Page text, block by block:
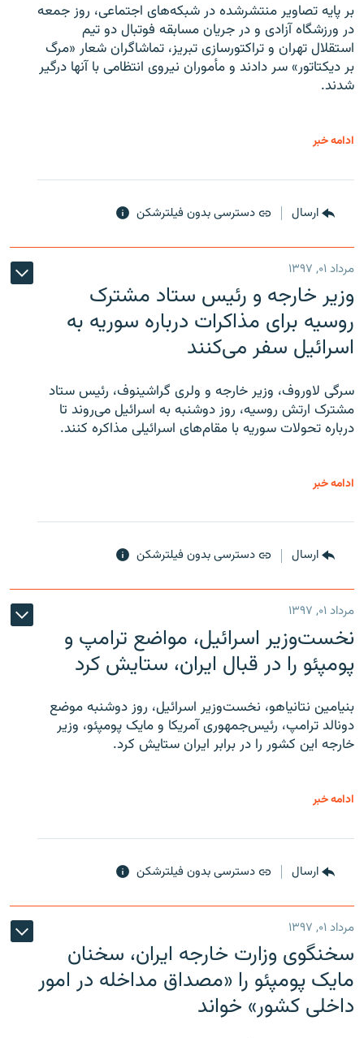
بر پایه تصاویر منتشرشده در شبکه‌های اجتماعی، روز جمعه
در ورزشگاه آزادی و در جریان مسابقه فوتبال دو تیم
استقلال تهران و تراکتورسازی تبریز، تماشاگران شعار «مرگ
بر دیکتاتور» سر دادند و مأموران نیروی انتظامی با آنها درگیر
شدند.
ادامه خبر
ارسال دسترسی بدون فیلترشکن
مرداد ۰۱, ۱۳۹۷
وزیر خارجه و رئیس‌ ستاد مشترک
روسیه برای مذاکرات درباره سوریه به
اسرائیل سفر می‌کنند
سرگی لاوروف، وزیر خارجه و ولری گراشینوف، رئیس ستاد
مشترک ارتش روسیه، روز دوشنبه به اسرائیل می‌روند تا
درباره تحولات سوریه با مقام‌های اسرائیلی مذاکره کنند.
ادامه خبر
ارسال دسترسی بدون فیلترشکن
مرداد ۰۱, ۱۳۹۷
نخست‌وزیر اسرائیل، مواضع ترامپ و
پومپئو را در قبال ایران، ستایش کرد
بنیامین نتانیاهو، نخست‌وزیر اسرائیل، روز دوشنبه موضع
دونالد ترامپ، رئیس‌جمهوری آمریکا و مایک پومپئو، وزیر
خارجه این کشور را در برابر ایران ستایش کرد.
ادامه خبر
ارسال دسترسی بدون فیلترشکن
مرداد ۰۱, ۱۳۹۷
سخنگوی وزارت خارجه ایران، سخنان
مایک پومپئو را «مصداق مداخله در امور
داخلی کشور» خواند